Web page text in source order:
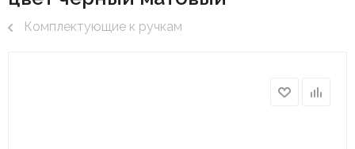
Комплектующие к ручкам